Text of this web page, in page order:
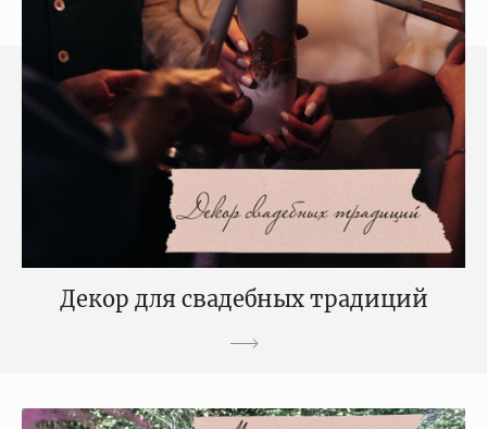
Декор для свадебных традиций